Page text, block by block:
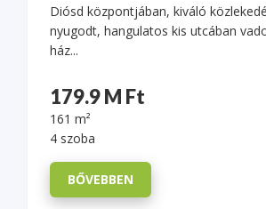
Diósd központjában, kiváló
nyugodt, hangulatos kis utcában
ház...
179.9 M Ft
161 m²
4 szoba
BŐVEBBEN